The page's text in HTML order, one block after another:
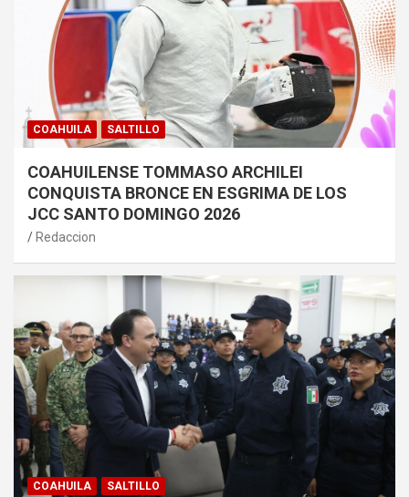
COAHUILA SALTILLO
COAHUILENSE TOMMASO ARCHILEI
CONQUISTA BRONCE EN ESGRIMA DE LOS
JCC SANTO DOMINGO 2026
Redaccion
COAHUILA SALTILLO